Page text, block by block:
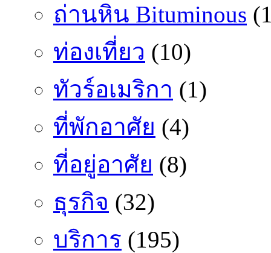
ถ่านหิน Bituminous
ท่องเที่ยว (10)
ทัวร์อเมริกา (1)
ที่พักอาศัย (4)
ที่อยู่อาศัย (8)
ธุรกิจ (32)
บริการ (195)